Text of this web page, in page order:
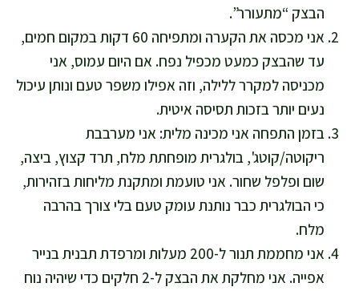
הבצק “מתעורר”.
אני מכסה את הקערה ומתפיחה 60 דקות במקום חמים,
עד שהבצק כמעט מכפיל נפח. אם היום עמוס, אני
מכניסה למקרר ללילה, וזה אפילו משפר טעם ונותן עיכול
נעים יותר בזכות תסיסה איטית.
בזמן התפחה אני מכינה מלית: אני מערבבת
ריקוטה/קוטג', בולגרית מופחתת מלח, תרד קצוץ, ביצה,
שום ופלפל שחור. אני טועמת ומתקנת מליחות בזהירות,
כי הבולגרית כבר נותנת עומק טעם בלי צורך בהרבה
מלח.
אני מחממת תנור ל-200 מעלות ומרפדת תבנית בנייר
אפייה. אני מחלקת את הבצק ל-2 חלקים כדי שיהיה נוח